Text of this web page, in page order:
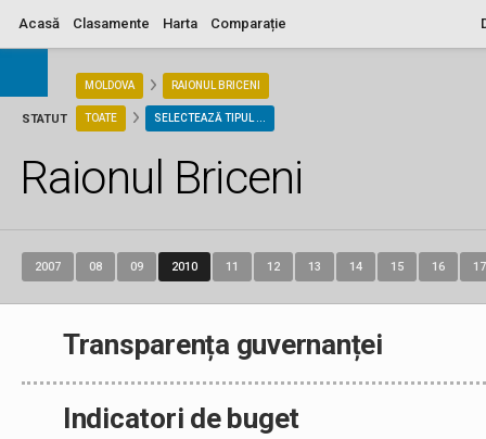
Acasă Clasamente Harta Comparație
STATUT
MOLDOVA RAIONUL BRICENI
TOATE SELECTEAZĂ TIPUL ...
Raionul Briceni
2007 08 09 2010 11 12 13 14 15 16 17
Transparența guvernanței
Indicatori de buget